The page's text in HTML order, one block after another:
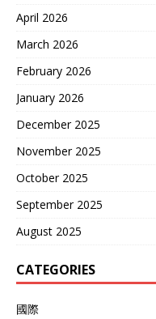
April 2026
March 2026
February 2026
January 2026
December 2025
November 2025
October 2025
September 2025
August 2025
CATEGORIES
國際